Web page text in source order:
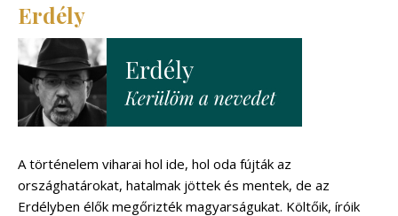
Erdély
A történelem viharai hol ide, hol oda fújták az
országhatárokat, hatalmak jöttek és mentek, de az
Erdélyben élők megőrizték magyarságukat. Költőik, íróik